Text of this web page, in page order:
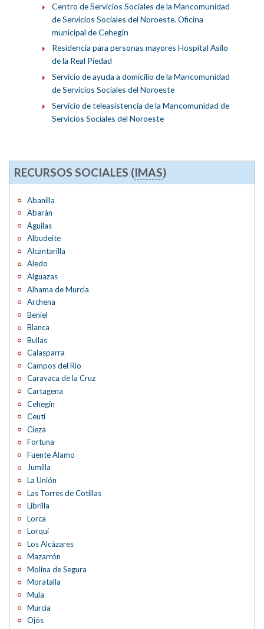
Centro de Servicios Sociales de la Mancomunidad
de Servicios Sociales del Noroeste. Oficina
municipal de Cehegín
Residencia para personas mayores Hospital Asilo
de la Real Piedad
Servicio de ayuda a domicilio de la Mancomunidad
de Servicios Sociales del Noroeste
Servicio de teleasistencia de la Mancomunidad de
Servicios Sociales del Noroeste
RECURSOS SOCIALES (IMAS)
Abanilla
Abarán
Águilas
Albudeite
Alcantarilla
Aledo
Alguazas
Alhama de Murcia
Archena
Beniel
Blanca
Bullas
Calasparra
Campos del Río
Caravaca de la Cruz
Cartagena
Cehegín
Ceutí
Cieza
Fortuna
Fuente Álamo
Jumilla
La Unión
Las Torres de Cotillas
Librilla
Lorca
Lorquí
Los Alcázares
Mazarrón
Molina de Segura
Moratalla
Mula
Murcia
Ojós